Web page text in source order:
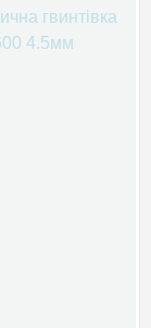
гвинтівка
4.5мм